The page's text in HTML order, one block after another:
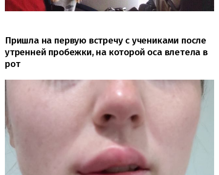
Пришла на первую встречу с учениками после
утренней пробежки, на которой оса влетела в
рот